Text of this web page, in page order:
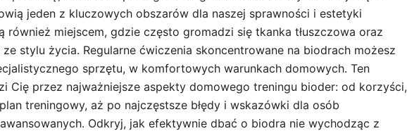
jeden z kluczowych obszarów dla naszej sprawności i estetyki
również miejscem, gdzie często gromadzi się tkanka tłuszczowa oraz
stylu życia. Regularne ćwiczenia skoncentrowane na biodrach możesz
sprzętu, w komfortowych warunkach domowych. Ten
Cię przez najważniejsze aspekty domowego treningu bioder: od korzyści,
treningowy, aż po najczęstsze błędy i wskazówki dla osób
Odkryj, jak efektywnie dbać o biodra nie wychodząc z